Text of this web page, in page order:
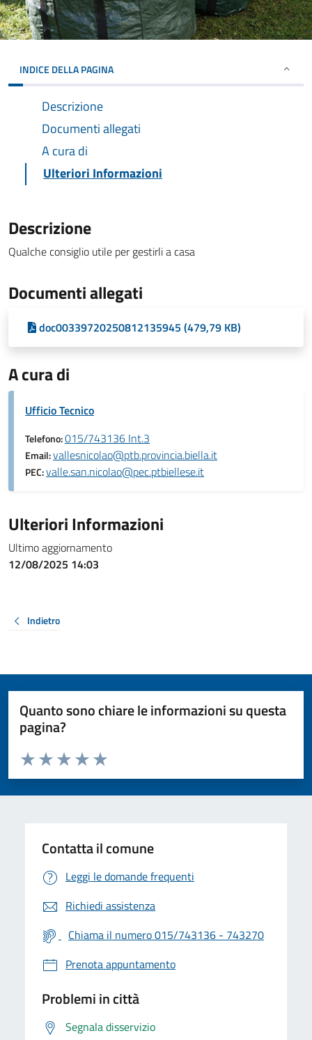
INDICE DELLA PAGINA
Descrizione
Documenti allegati
A cura di
Ulteriori Informazioni
Descrizione
Qualche consiglio utile per gestirli a casa
Documenti allegati
doc00339720250812135945 (479,79 KB)
A cura di
Ufficio Tecnico
Telefono:015/743136 Int.3
Email:vallesnicolao@ptb.provincia.biella.it
PEC:valle.san.nicolao@pec.ptbiellese.it
Ulteriori Informazioni
Ultimo aggiornamento
12/08/2025 14:03
Indietro
Quanto sono chiare le informazioni su questa
pagina?
Valuta da 1 a 5 stelle la pagina
Valuta 5 stelle su 5
Valuta 4 stelle su 5
Valuta 3 stelle su 5
Valuta 2 stelle su 5
Valuta 1 stelle su 5
Contatta il comune
Leggi le domande frequenti
Richiedi assistenza
Chiama il numero 015/743136 - 743270
Prenota appuntamento
Problemi in città
Segnala disservizio